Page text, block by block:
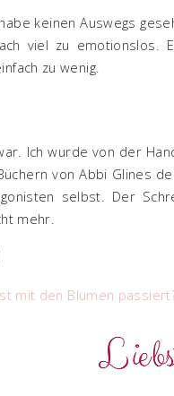
keinen Auswegs
viel zu emotionslos.
zu wenig.
Ich wurde von der
von Abbi Glines
selbst. Der
mehr.
mit den Blumen